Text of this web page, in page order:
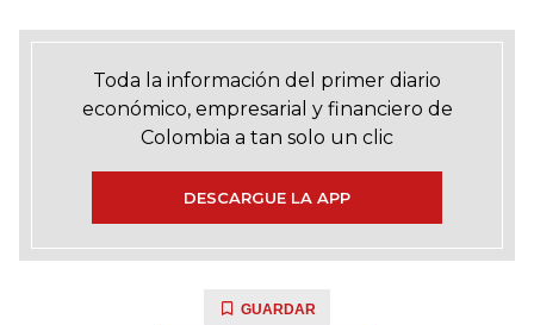
Toda la información del primer diario
económico, empresarial y financiero de
Colombia a tan solo un clic
DESCARGUE LA APP
GUARDAR